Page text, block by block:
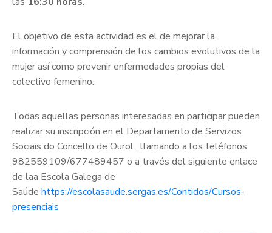
El objetivo de esta actividad es el de mejorar la
información y comprensión de los cambios evolutivos de la
mujer así como prevenir enfermedades propias del
colectivo femenino.
Todas aquellas personas interesadas en participar pueden
realizar su inscripción en el Departamento de Servizos
Sociais do Concello de Ourol , llamando a los teléfonos
982559109/677489457 o a través del siguiente enlace
de laa Escola Galega de
Saúde https://escolasaude.sergas.es/Contidos/Cursos-
presenciais